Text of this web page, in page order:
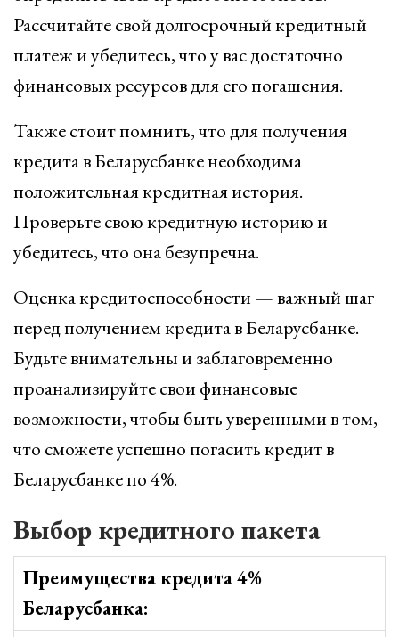
Рассчитайте свой долгосрочный кредитный
платеж и убедитесь, что у вас достаточно
финансовых ресурсов для его погашения.
Также стоит помнить, что для получения
кредита в Беларусбанке необходима
положительная кредитная история.
Проверьте свою кредитную историю и
убедитесь, что она безупречна.
Оценка кредитоспособности — важный шаг
перед получением кредита в Беларусбанке.
Будьте внимательны и заблаговременно
проанализируйте свои финансовые
возможности, чтобы быть уверенными в том,
что сможете успешно погасить кредит в
Беларусбанке по 4%.
Выбор кредитного пакета
Преимущества кредита 4%
Беларусбанка: